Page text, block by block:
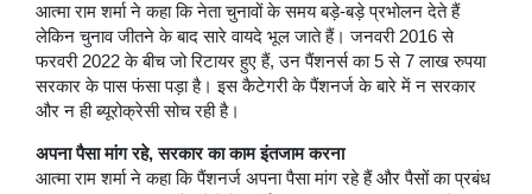
आत्मा राम शर्मा ने कहा कि नेता चुनावों के समय बड़े-बड़े प्रभोलन देते हैं
लेकिन चुनाव जीतने के बाद सारे वायदे भूल जाते हैं। जनवरी 2016 से
फरवरी 2022 के बीच जो रिटायर हुए हैं, उन पैंशनर्स का 5 से 7 लाख रुपया
सरकार के पास फंसा पड़ा है। इस कैटेगरी के पैंशनर्ज के बारे में न सरकार
और न ही ब्यूरोक्रेसी सोच रही है।
अपना पैसा मांग रहे, सरकार का काम इंतजाम करना
आत्मा राम शर्मा ने कहा कि पैंशनर्ज अपना पैसा मांग रहे हैं और पैसों का प्रबंध